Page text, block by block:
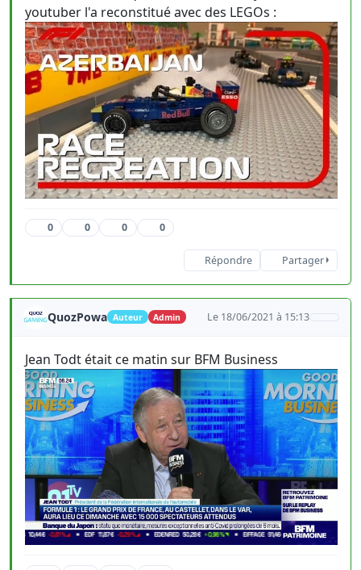
youtuber l'a reconstitué avec des LEGOs :
0 0 0 0
Répondre Partager
QuozPowa Auteur Admin Le 18/06/2021 à 15:13
Jean Todt était ce matin sur BFM Business